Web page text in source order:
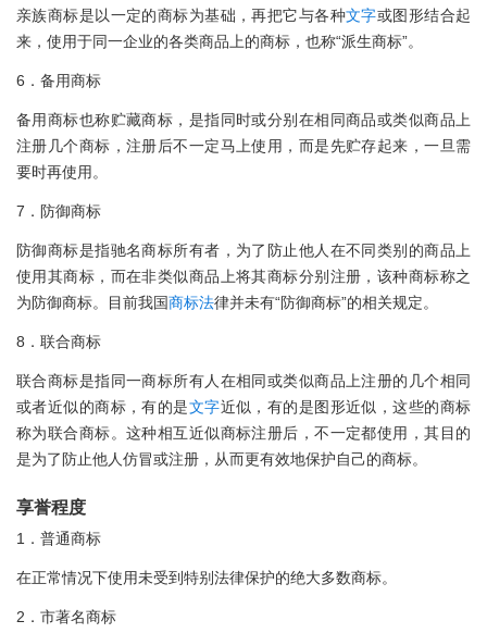
亲族商标是以一定的商标为基础，再把它与各种文字或图形结合起
来，使用于同一企业的各类商品上的商标，也称“派生商标”。
6．备用商标
备用商标也称贮藏商标，是指同时或分别在相同商品或类似商品上
注册几个商标，注册后不一定马上使用，而是先贮存起来，一旦需
要时再使用。
7．防御商标
防御商标是指驰名商标所有者，为了防止他人在不同类别的商品上
使用其商标，而在非类似商品上将其商标分别注册，该种商标称之
为防御商标。目前我国商标法律并未有“防御商标”的相关规定。
8．联合商标
联合商标是指同一商标所有人在相同或类似商品上注册的几个相同
或者近似的商标，有的是文字近似，有的是图形近似，这些的商标
称为联合商标。这种相互近似商标注册后，不一定都使用，其目的
是为了防止他人仿冒或注册，从而更有效地保护自己的商标。
享誉程度
1．普通商标
在正常情况下使用未受到特别法律保护的绝大多数商标。
2．市著名商标